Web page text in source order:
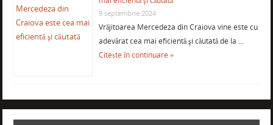
9 septembrie 2024
Vrăjitoarea Mercedeza din Craiova vine este cu
adevărat cea mai eficientă şi căutată de la …
Citește în continuare »